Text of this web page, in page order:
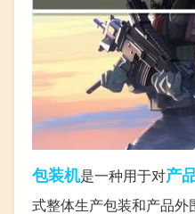
包装机是一种用于对产
式整体生产包装和产品外